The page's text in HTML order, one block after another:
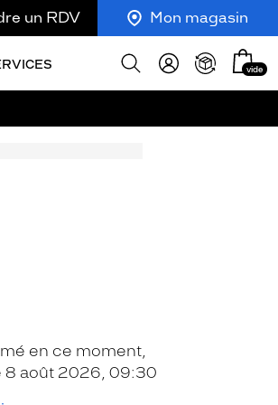
un RDV Mon magasin
Afficher
Mon
panier
vide
en ce moment,
8 août 2026, 09:30